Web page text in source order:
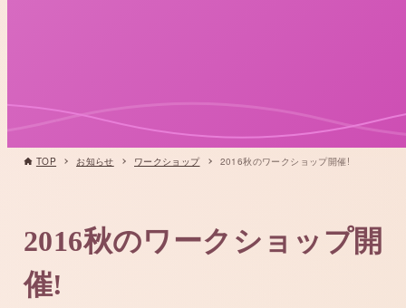
TOP お知らせ ワークショップ 2016秋のワークショップ開催!
2016秋のワークショップ開
催!